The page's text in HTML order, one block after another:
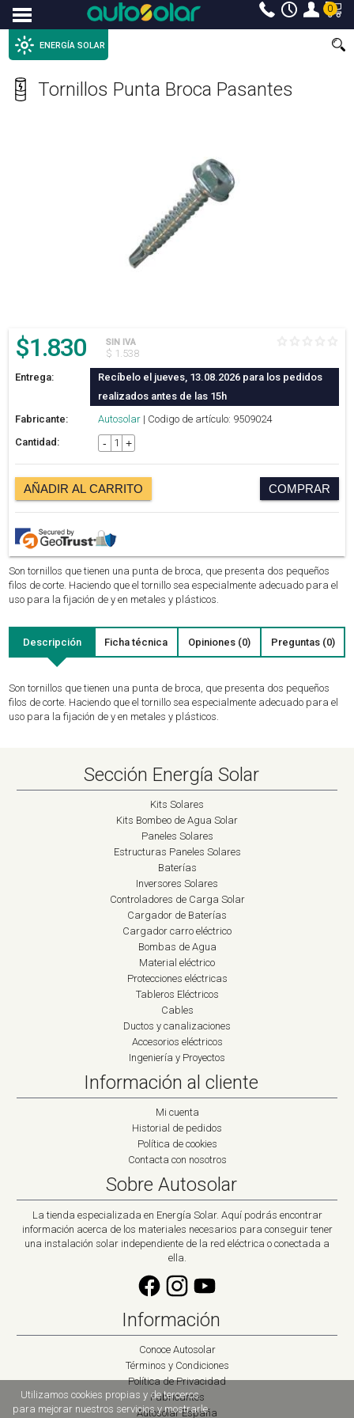
Menu 0
ENERGÍA SOLAR
Tornillos Punta Broca Pasantes
$1.830 SIN IVA
$ 1.538
Entrega:
Recíbelo el jueves, 13.08.2026 para los pedidos
realizados antes de las 15h
Fabricante:
Autosolar | Codigo de artículo: 9509024
Cantidad:
- +
AÑADIR AL CARRITO COMPRAR
Son tornillos que tienen una punta de broca, que presenta dos pequeños
filos de corte. Haciendo que el tornillo sea especialmente adecuado para el
uso para la fijación de y en metales y plásticos.
Descripción Ficha técnica Opiniones (0) Preguntas (0)
Son tornillos que tienen una punta de broca, que presenta dos pequeños
filos de corte. Haciendo que el tornillo sea especialmente adecuado para el
uso para la fijación de y en metales y plásticos.
Sección Energía Solar
Kits Solares
Kits Bombeo de Agua Solar
Paneles Solares
Estructuras Paneles Solares
Baterías
Inversores Solares
Controladores de Carga Solar
Cargador de Baterías
Cargador carro eléctrico
Bombas de Agua
Material eléctrico
Protecciones eléctricas
Tableros Eléctricos
Cables
Ductos y canalizaciones
Accesorios eléctricos
Ingeniería y Proyectos
Información al cliente
Mi cuenta
Historial de pedidos
Política de cookies
Contacta con nosotros
Sobre Autosolar
La tienda especializada en Energía Solar. Aquí podrás encontrar
información acerca de los materiales necesarios para conseguir tener
una instalación solar independiente de la red eléctrica o conectada a
ella.
Información
Conoce Autosolar
Términos y Condiciones
Política de Privacidad
Fabricantes
Autosolar España
Utilizamos cookies propias y de terceros
para mejorar nuestros servicios y mostrarle